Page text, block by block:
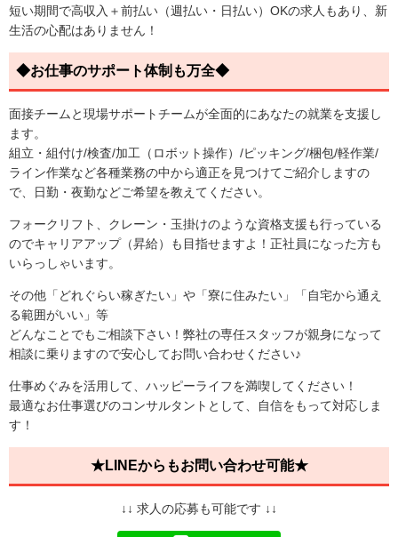
短い期間で高収入＋前払い（週払い・日払い）OKの求人もあり、新
生活の心配はありません！
◆お仕事のサポート体制も万全◆
面接チームと現場サポートチームが全面的にあなたの就業を支援し
ます。
組立・組付け/検査/加工（ロボット操作）/ピッキング/梱包/軽作業/
ライン作業など各種業務の中から適正を見つけてご紹介しますの
で、日勤・夜勤などご希望を教えてください。
フォークリフト、クレーン・玉掛けのような資格支援も行っている
のでキャリアアップ（昇給）も目指せますよ！正社員になった方も
いらっしゃいます。
その他「どれぐらい稼ぎたい」や「寮に住みたい」「自宅から通え
る範囲がいい」等
どんなことでもご相談下さい！弊社の専任スタッフが親身になって
相談に乗りますので安心してお問い合わせください♪
仕事めぐみを活用して、ハッピーライフを満喫してください！
最適なお仕事選びのコンサルタントとして、自信をもって対応しま
す！
★LINEからもお問い合わせ可能★
↓↓ 求人の応募も可能です ↓↓